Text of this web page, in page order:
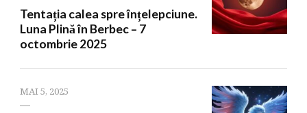
Tentația calea spre înțelepciune.
Luna Plină în Berbec – 7
octombrie 2025
MAI 5, 2025